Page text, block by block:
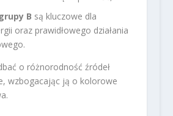
B są kluczowe dla
oraz prawidłowego działania
o różnorodność źródeł
wzbogacając ją o kolorowe